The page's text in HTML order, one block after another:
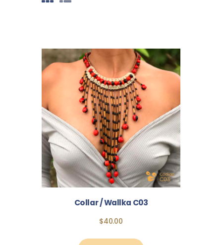
ENCUENTROS
COMERCIO JUSTO
CONTACTOS
Collar / Wallka C03
$40.00